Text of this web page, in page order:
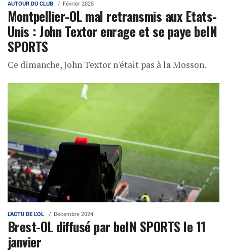
AUTOUR DU CLUB Février 2025
Montpellier-OL mal retransmis aux Etats-
Unis : John Textor enrage et se paye beIN
SPORTS
Ce dimanche, John Textor n'était pas à la Mosson.
L'ACTU DE L'OL Décembre 2024
Brest-OL diffusé par beIN SPORTS le 11
janvier